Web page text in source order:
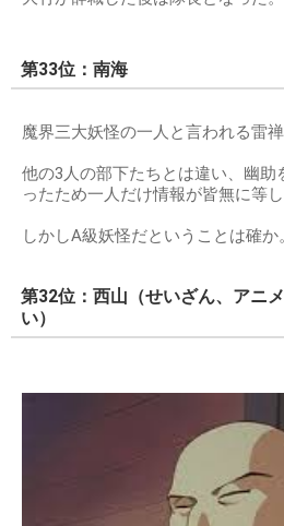
第33位：南海
魔界三大妖怪の一人と言われる雷禅
他の3人の部下たちとは違い、幽助
ったため一人だけ情報が皆無に等し
しかしA級妖怪だということは確か。
第32位：西山（せいざん、アニ
い）